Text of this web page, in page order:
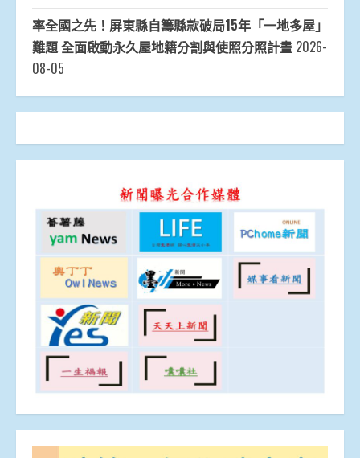
率全國之先！屏東縣自籌縣款破局15年「一地多屋」
難題 全面啟動永久屋地籍分割與使照分照計畫 2026-
08-05